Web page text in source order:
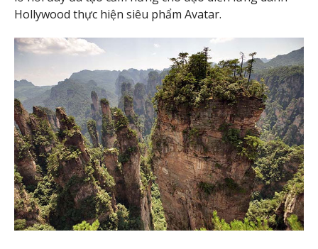
Hollywood thực hiện siêu phẩm Avatar.